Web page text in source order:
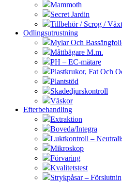
Mammoth
Secret Jardin
Tillbehör / Scrog /
Odlingsutrustning
Mylar Och
Måttbägare M.m.
PH – EC-mätare
Plastkrukor, Fat Och
Plantstöd
Skadedjurskontroll
Väskor
Efterbehandling
Extraktion
Boveda/Integra
Luktkontroll –
Mikroskop
Förvaring
Kvalitetstest
Strykpåsar –